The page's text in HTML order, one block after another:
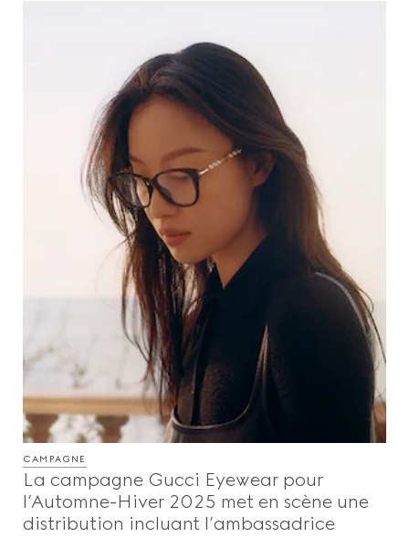
CAMPAGNE
La campagne Gucci Eyewear pour
l’Automne-Hiver 2025 met en scène une
distribution incluant l’ambassadrice